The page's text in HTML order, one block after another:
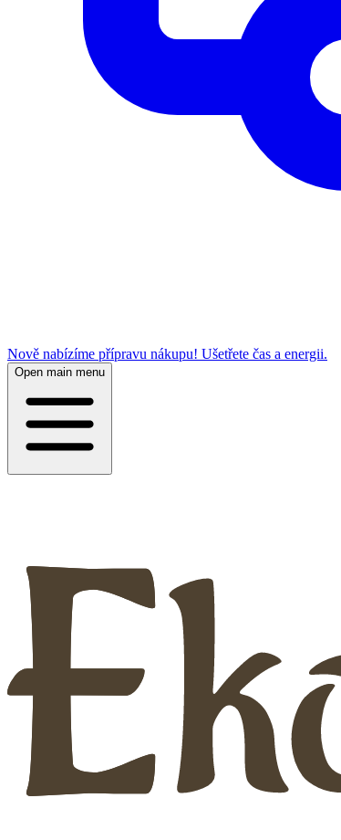
Nově nabízíme přípravu nákupu! Ušetřete čas a energii.
Open main menu